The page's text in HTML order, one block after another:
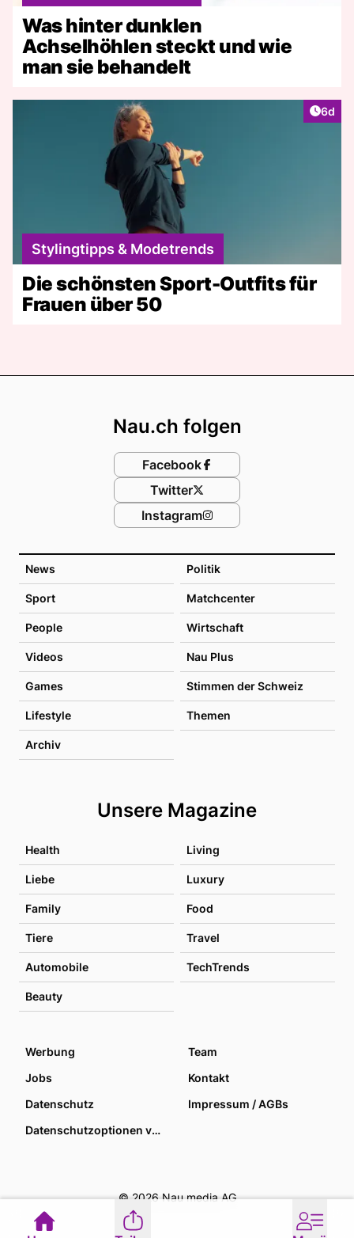
Was hinter dunklen
Achselhöhlen steckt und wie
man sie behandelt
6d
Stylingtipps & Modetrends
Die schönsten Sport-Outfits für
Frauen über 50
News Politik
Sport Matchcenter
People Wirtschaft
Videos Nau Plus
Games Stimmen der Schweiz
Lifestyle Themen
Archiv
Unsere Magazine
Health Living
Liebe Luxury
Family Food
Tiere Travel
Automobile TechTrends
Beauty
Nau.ch folgen
Facebook
Twitter
Instagram
Werbung
Team
Jobs
Kontakt
Datenschutz
Impressum / AGBs
Datenschutzoptionen verwalten
© 2026 Nau media AG